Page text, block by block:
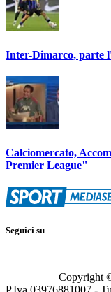
Inter-Dimarco, parte
Calciomercato,
Premier League"
Seguici su
Copyright
P.Iva 03976881007 -